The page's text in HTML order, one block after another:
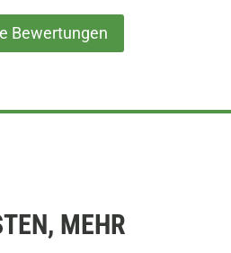
Bewertungen
MEHR